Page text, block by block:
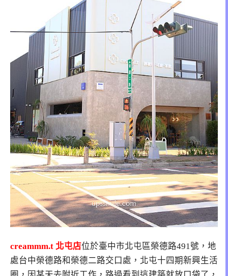
creammm.t 北屯店位於臺中市北屯區榮德路491號，地
處台中榮德路和榮德二路交口處，北屯十四期新興生活